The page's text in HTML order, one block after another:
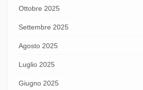
Ottobre 2025
Settembre 2025
Agosto 2025
Luglio 2025
Giugno 2025